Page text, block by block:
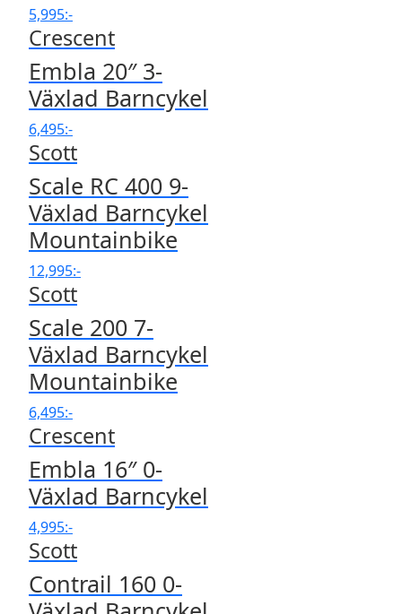
5,995:-
Crescent
Embla 20″ 3-
Växlad Barncykel
6,495:-
Scott
Scale RC 400 9-
Växlad Barncykel
Mountainbike
12,995:-
Scott
Scale 200 7-
Växlad Barncykel
Mountainbike
6,495:-
Crescent
Embla 16″ 0-
Växlad Barncykel
4,995:-
Scott
Contrail 160 0-